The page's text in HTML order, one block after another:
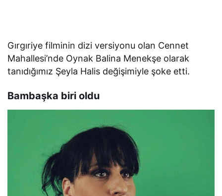
Gırgıriye filminin dizi versiyonu olan Cennet
Mahallesi’nde Oynak Balina Menekşe olarak
tanıdığımız Şeyla Halis değişimiyle şoke etti.
Bambaşka biri oldu